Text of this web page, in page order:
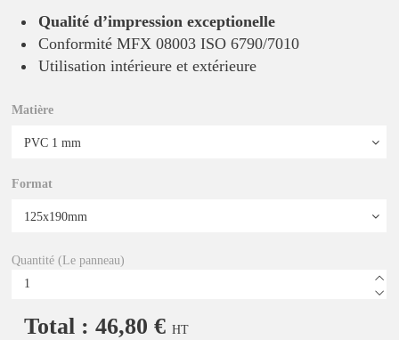
Qualité d’impression exceptionelle
Conformité MFX 08003 ISO 6790/7010
Utilisation intérieure et extérieure
Matière
Format
Quantité (Le panneau)
Total : 46,80 € HT